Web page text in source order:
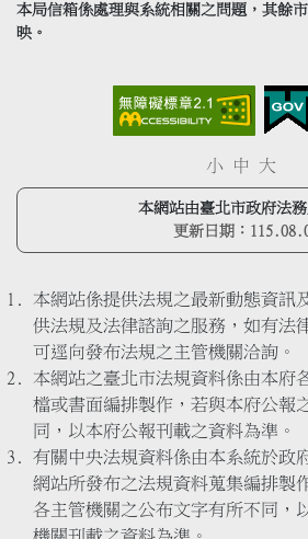
本局信箱係處理與系統相關之問題，其餘
映。
小 中 大
本網站由臺北市政府法
更新日期：
本網站係提供法規之最新動態資訊
供法規及法律諮詢之服務，如有法
可逕向發布法規之主管機關洽詢。
本網站之臺北市法規資料係由本府
檔或書面編排製作，若與本府公報
同，以本府公報刊載之資料為準。
有關中央法規資料係由本系統於政
網站所發布之法規資料蒐集編排製
各主管機關之公布文字有所不同，
機關刊載之資料為準。